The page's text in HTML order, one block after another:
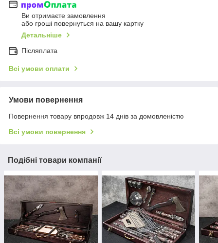
Ви отримаєте замовлення
або гроші повернуться на вашу картку
Детальніше
Післяплата
Всі умови оплати
Умови повернення
Повернення товару впродовж 14 днів за домовленістю
Всі умови повернення
Подібні товари компанії